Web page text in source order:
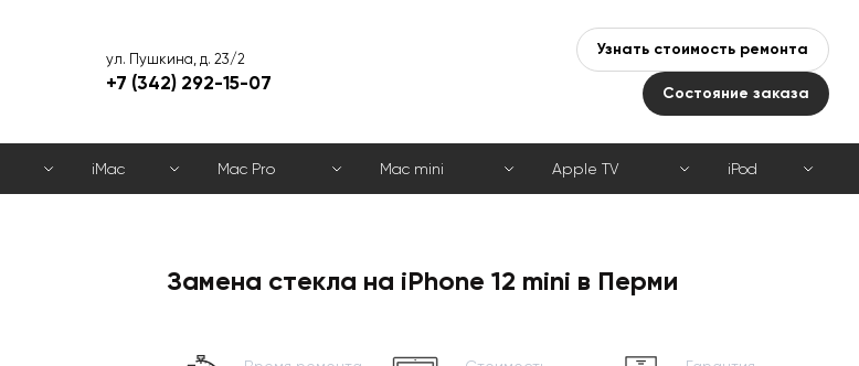
ул. Пушкина, д. 23/2
+7 (342) 292-15-07
Узнать стоимость ремонта
Состояние заказа
iMac Mac Pro Mac mini Apple TV iPod
Замена стекла на iPhone 12 mini в Перми